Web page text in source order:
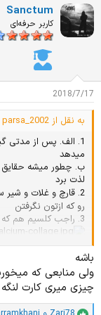
ی
ا
ز
Sanctum
کاربر حرفه‌ای
2018/7/17
به نقل از parsa_2002 :
1. الف. پس از مدتی
میدهد
ب. چطور میشه
لذت برد
2. قارچ و غلات و شیر سویا(
رو که ازتون نگرفتن
3. راجب کلسیم هم که دیگه نگم
پ.ن: شیر سگ برای
شیر خوک برای بچه خوک
شیر اسب برای بچه
شیر گاو هم برای آدم
4. آهن هم که خودت گفتی توی منابع دیگری هم هست
پ.ن : چخبره خودتو که
باشه
ولی منابعی که
چیزی میری کارت لنگه